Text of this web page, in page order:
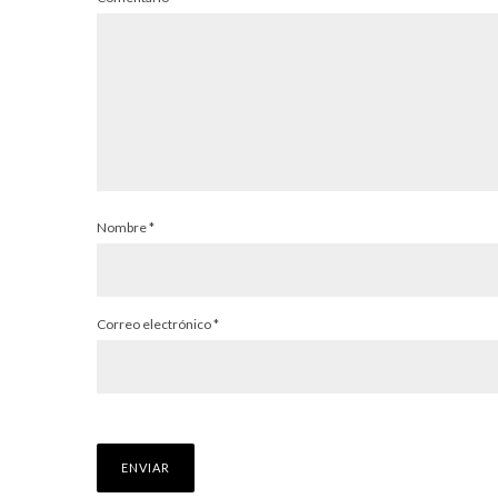
Nombre*
Correo electrónico*